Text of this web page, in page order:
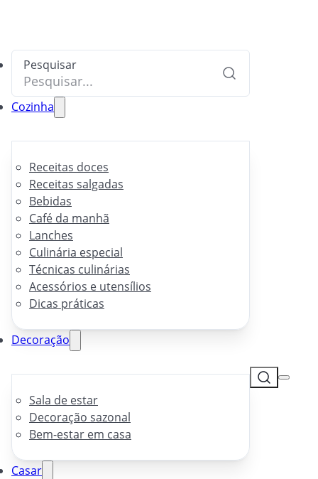
Pesquisar
Cozinha
Receitas doces
Receitas salgadas
Bebidas
Café da manhã
Lanches
Culinária especial
Técnicas culinárias
Acessórios e utensílios
Dicas práticas
Decoração
Sala de estar
Decoração sazonal
Bem-estar em casa
Casar